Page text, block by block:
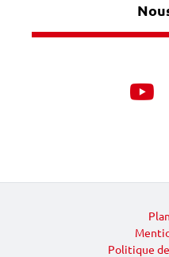
Politique